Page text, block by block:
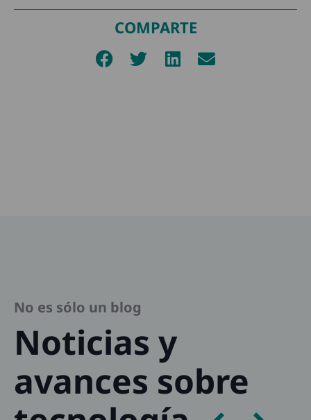
COMPARTE
No es sólo un blog
Noticias y
avances sobre